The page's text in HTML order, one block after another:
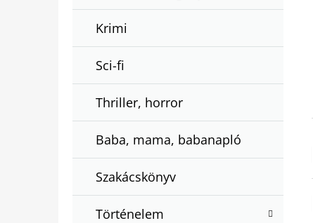
Krimi
Sci-fi
Thriller, horror
Baba, mama, babanapló
Szakácskönyv
Történelem